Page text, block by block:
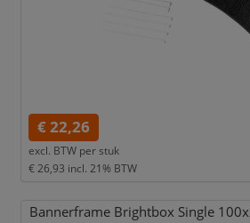
€ 22,26
excl. BTW perstuk
€ 26,93 incl. 21% BTW
Bannerframe Brightbox Single